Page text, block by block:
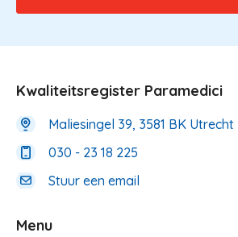
Kwaliteitsregister Paramedici
Maliesingel 39, 3581 BK Utrecht
030 - 23 18 225
Stuur een email
Menu